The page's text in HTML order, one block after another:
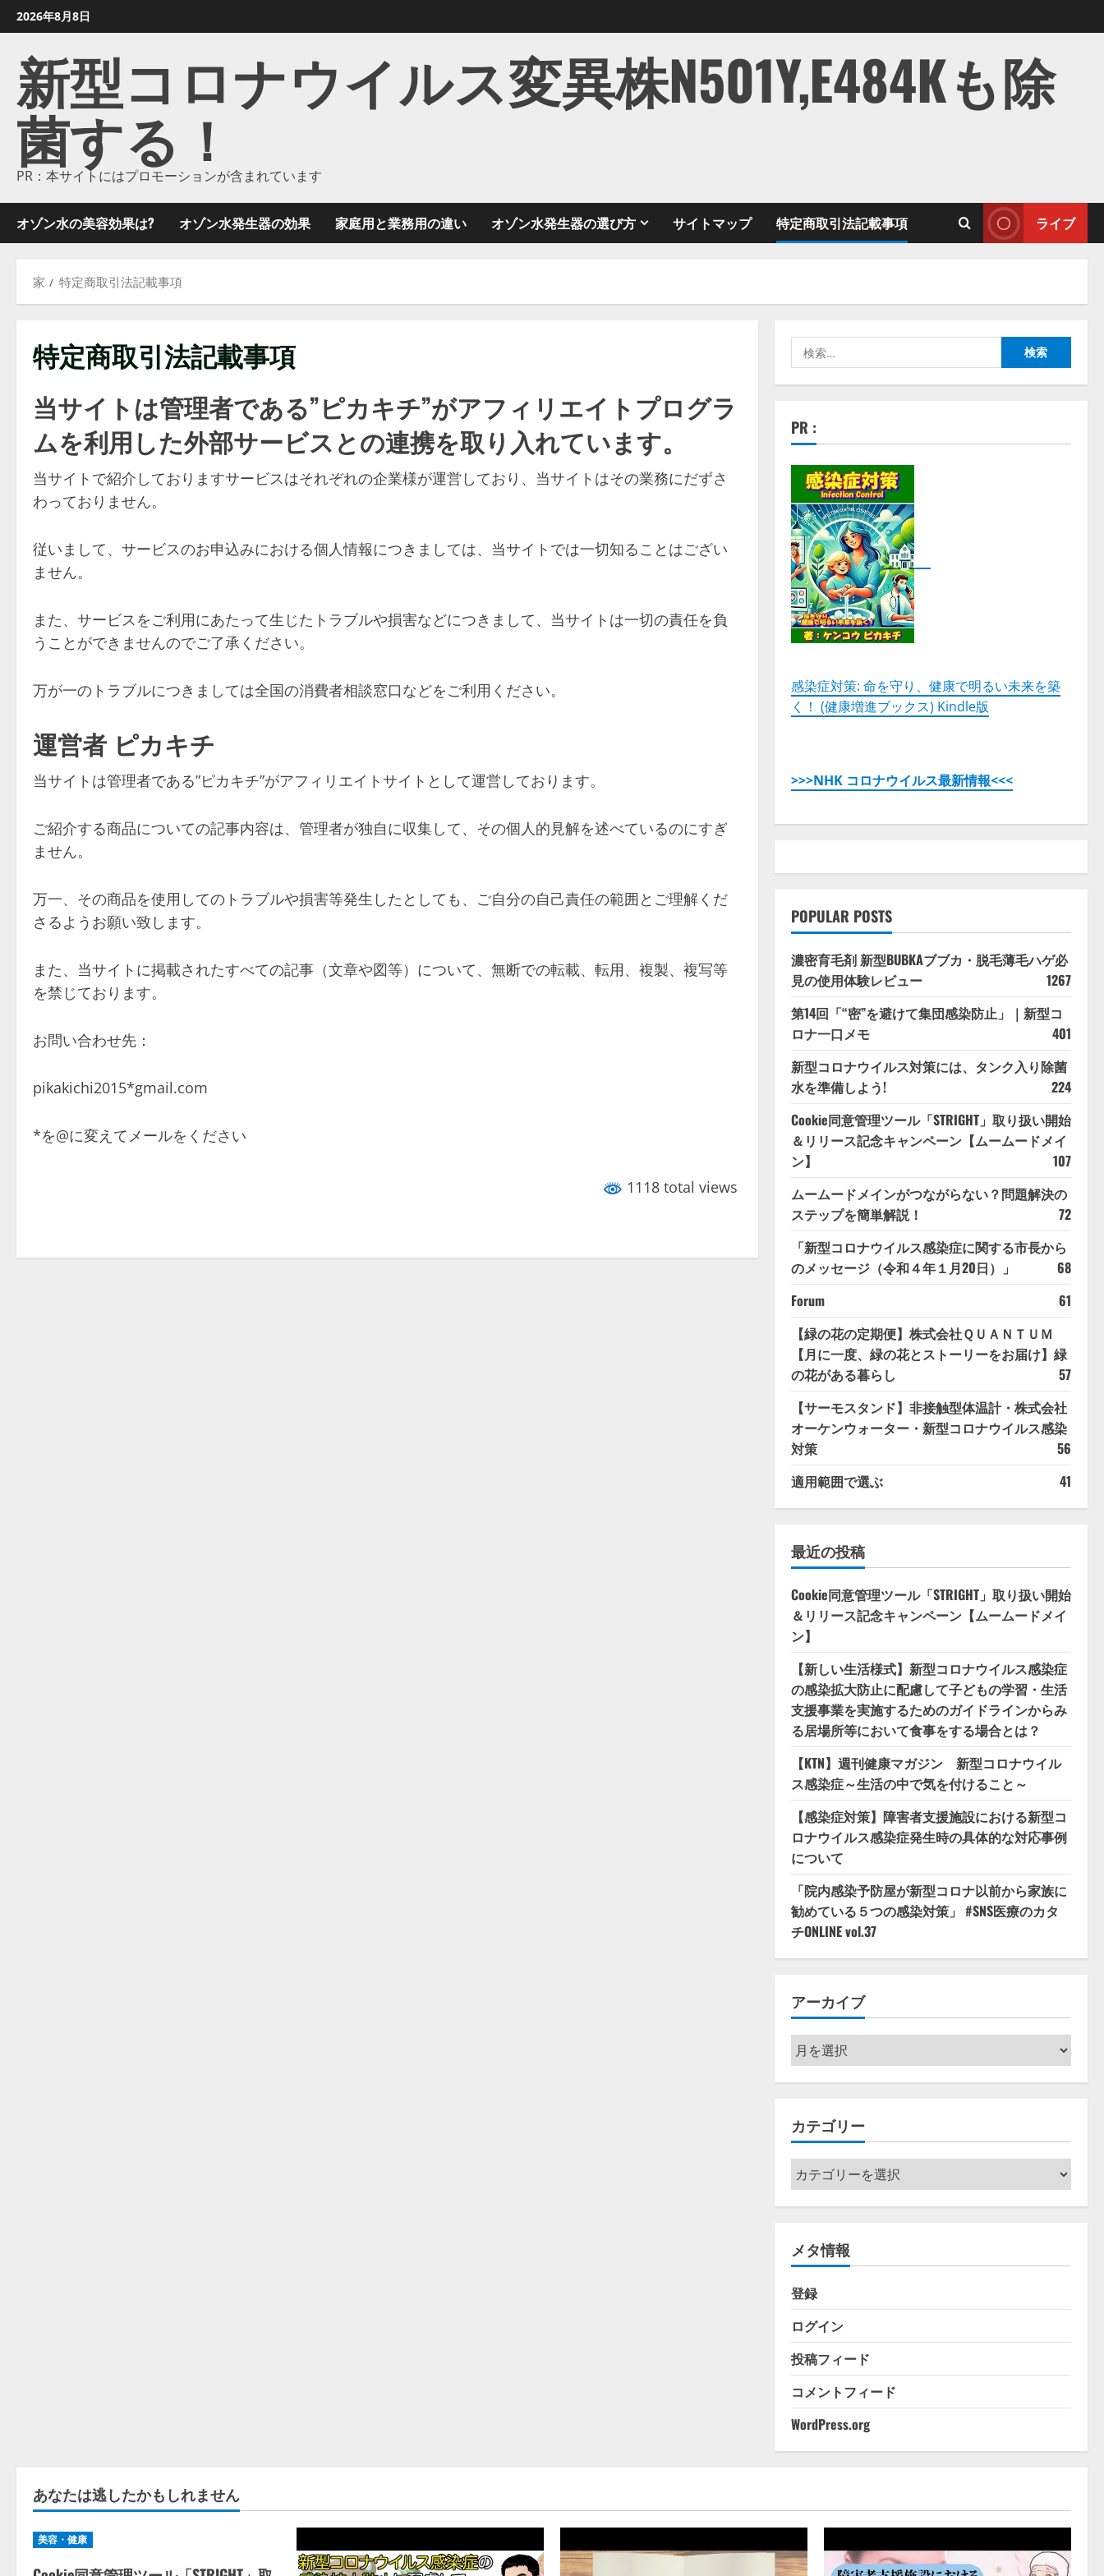
ン
2026年8月8日
新型コロナウイルス変異株N501Y,E484Kも除
菌する！
PR：本サイトにはプロモーションが含まれています
オゾン水の美容効果は? オゾン水発生器の効果 家庭用と業務用の違い オゾン水発生器の選び方 サイトマップ 特定商取引法記載事項 ライブ
家 特定商取引法記載事項
特定商取引法記載事項
当サイトは管理者である”ピカキチ”がアフィリエイトプログラ
ムを利用した外部サービスとの連携を取り入れています。
当サイトで紹介しておりますサービスはそれぞれの企業様が運営しており、当サイトはその業務にだずさ
わっておりません。
従いまして、サービスのお申込みにおける個人情報につきましては、当サイトでは一切知ることはござい
ません。
また、サービスをご利用にあたって生じたトラブルや損害などにつきまして、当サイトは一切の責任を負
うことができませんのでご了承ください。
万が一のトラブルにつきましては全国の消費者相談窓口などをご利用ください。
運営者 ピカキチ
当サイトは管理者である”ピカキチ”がアフィリエイトサイトとして運営しております。
ご紹介する商品についての記事内容は、管理者が独自に収集して、その個人的見解を述べているのにすぎ
ません。
万一、その商品を使用してのトラブルや損害等発生したとしても、ご自分の自己責任の範囲とご理解くだ
さるようお願い致します。
また、当サイトに掲載されたすべての記事（文章や図等）について、無断での転載、転用、複製、複写等
を禁じております。
お問い合わせ先：
pikakichi2015*gmail.com
*を@に変えてメールをください
1118 total views
索:
PR :
感染症対策: 命を守り、健康で明るい未来を築
く！ (健康増進ブックス) Kindle版
>>>NHK コロナウイルス最新情報<<<
POPULAR POSTS
濃密育毛剤 新型BUBKAブブカ・脱毛薄毛ハゲ必
見の使用体験レビュー
1267
第14回「“密”を避けて集団感染防止」｜新型コ
ロナ一口メモ
401
新型コロナウイルス対策には、タンク入り除菌
水を準備しよう!
224
Cookie同意管理ツール「STRIGHT」取り扱い開始
＆リリース記念キャンペーン【ムームードメイ
ン】
107
ムームードメインがつながらない？問題解決の
ステップを簡単解説！
72
「新型コロナウイルス感染症に関する市長から
のメッセージ（令和４年１月20日）」
68
Forum
61
【緑の花の定期便】株式会社ＱＵＡＮＴＵＭ
【月に一度、緑の花とストーリーをお届け】緑
の花がある暮らし
57
【サーモスタンド】非接触型体温計・株式会社
オーケンウォーター・新型コロナウイルス感染
対策
56
適用範囲で選ぶ
41
最近の投稿
Cookie同意管理ツール「STRIGHT」取り扱い開始
＆リリース記念キャンペーン【ムームードメイ
ン】
【新しい生活様式】新型コロナウイルス感染症
の感染拡大防止に配慮して子どもの学習・生活
支援事業を実施するためのガイドラインからみ
る居場所等において食事をする場合とは？
【KTN】週刊健康マガジン 新型コロナウイル
ス感染症～生活の中で気を付けること～
【感染症対策】障害者支援施設における新型コ
ロナウイルス感染症発生時の具体的な対応事例
について
「院内感染予防屋が新型コロナ以前から家族に
勧めている５つの感染対策」 #SNS医療のカタ
チONLINE vol.37
アーカイブ
ア
ー
カ
ブ
カテゴリー
カ
テ
ゴ
ー
メタ情報
登録
ログイン
投稿フィード
コメントフィード
WordPress.org
あなたは逃したかもしれません
美容・健康